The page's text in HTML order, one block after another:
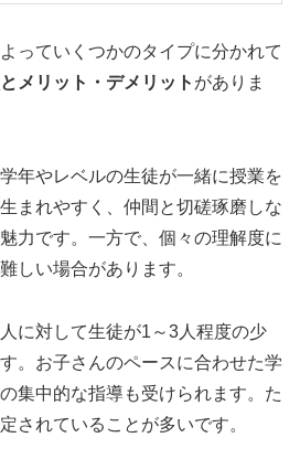
っていくつかのタイプに分かれて
メリット・デメリット がありま
年やレベルの生徒が一緒に授業を
まれやすく、仲間と切磋琢磨しな
力です。一方で、個々の理解度に
しい場合があります。
に対して生徒が1～3人程度の少
。お子さんのペースに合わせた学
集中的な指導も受けられます。た
されていることが多いです。